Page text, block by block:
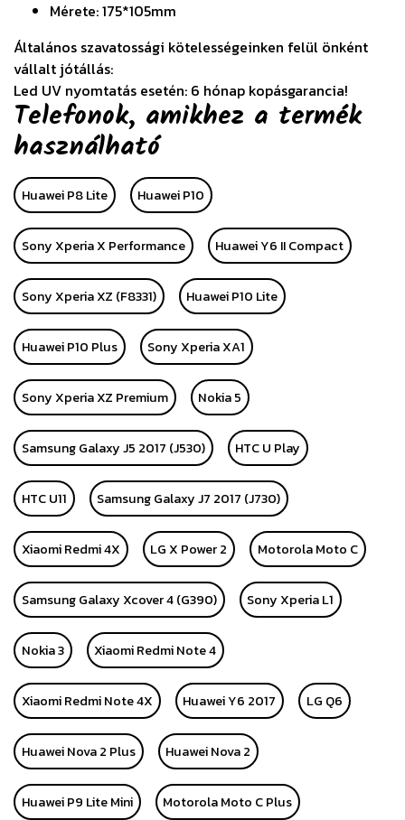
Mérete: 175*105mm
Általános szavatossági kötelességeinken felül önként
vállalt jótállás:
Led UV nyomtatás esetén: 6 hónap kopásgarancia!
Telefonok, amikhez a termék
használható
Huawei P8 Lite Huawei P10
Sony Xperia X Performance Huawei Y6 II Compact
Sony Xperia XZ (F8331) Huawei P10 Lite
Huawei P10 Plus Sony Xperia XA1
Sony Xperia XZ Premium Nokia 5
Samsung Galaxy J5 2017 (J530) HTC U Play
HTC U11 Samsung Galaxy J7 2017 (J730)
Xiaomi Redmi 4X LG X Power 2 Motorola Moto C
Samsung Galaxy Xcover 4 (G390) Sony Xperia L1
Nokia 3 Xiaomi Redmi Note 4
Xiaomi Redmi Note 4X Huawei Y6 2017 LG Q6
Huawei Nova 2 Plus Huawei Nova 2
Huawei P9 Lite Mini Motorola Moto C Plus